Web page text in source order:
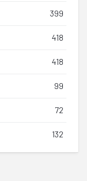
399
418
418
99
72
132